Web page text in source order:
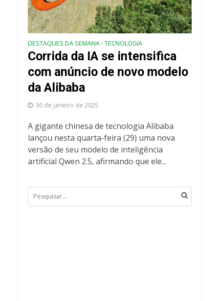
DESTAQUES DA SEMANA • TECNOLOGIA
Corrida da IA se intensifica
com anúncio de novo modelo
da Alibaba
30 de janeiro de 2025
A gigante chinesa de tecnologia Alibaba
lançou nesta quarta-feira (29) uma nova
versão de seu modelo de inteligência
artificial Qwen 2.5, afirmando que ele...